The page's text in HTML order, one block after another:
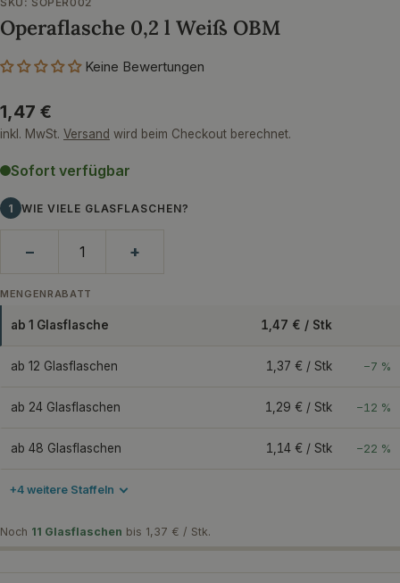
Operaflasche 0,2 l Weiß OBM
Keine Bewertungen
Regulärer
Preis
1,47 €
inkl. MwSt. Versand wird beim Checkout berechnet.
Sofort verfügbar
1 WIE VIELE GLASFLASCHEN?
− +
MENGENRABATT
ab 1 Glasflasche 1,47 € / Stk
ab 12 Glasflaschen 1,37 € / Stk −7 %
ab 24 Glasflaschen 1,29 € / Stk −12 %
ab 48 Glasflaschen 1,14 € / Stk −22 %
+4 weitere Staffeln
Noch 11 Glasflaschen bis 1,37 € / Stk.